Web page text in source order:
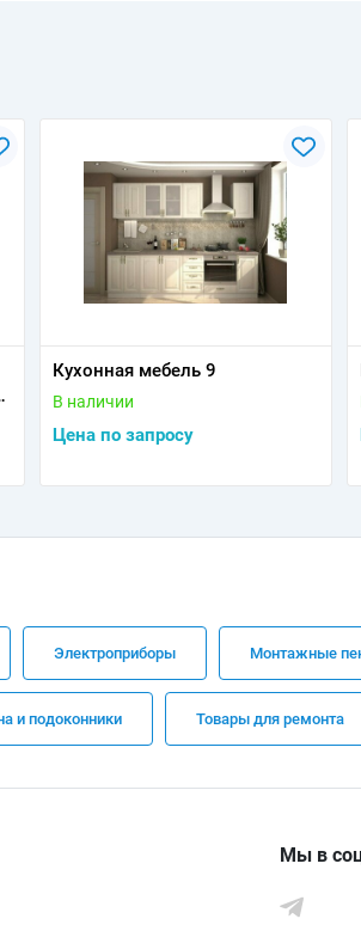
Кухонная мебель 9
В наличии
Цена по запросу
Электроприборы Монтажные
и подоконники Товары для ремонта
Мы в